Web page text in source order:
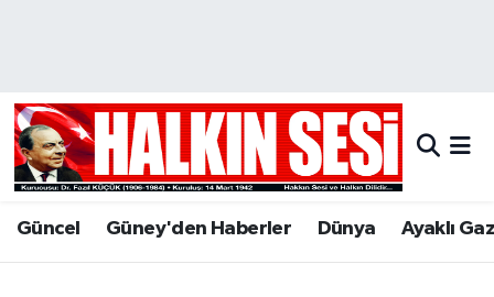
Güncel Güney'den Haberler Dünya Ayaklı
Hava Durumu
Trafik Durumu